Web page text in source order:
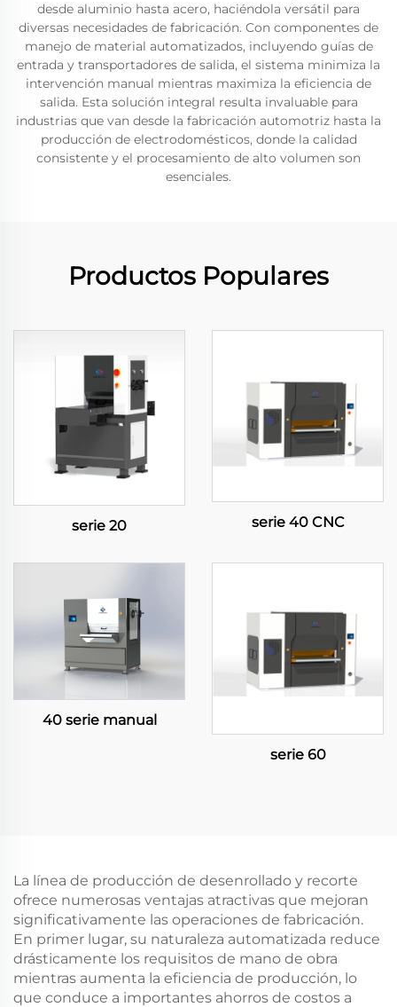
desde aluminio hasta acero, haciéndola versátil para
diversas necesidades de fabricación. Con componentes de
manejo de material automatizados, incluyendo guías de
entrada y transportadores de salida, el sistema minimiza la
intervención manual mientras maximiza la eficiencia de
salida. Esta solución integral resulta invaluable para
industrias que van desde la fabricación automotriz hasta la
producción de electrodomésticos, donde la calidad
consistente y el procesamiento de alto volumen son
esenciales.
Productos Populares
serie 20 serie 40 CNC
40 serie manual
serie 60
La línea de producción de desenrollado y recorte
ofrece numerosas ventajas atractivas que mejoran
significativamente las operaciones de fabricación.
En primer lugar, su naturaleza automatizada reduce
drásticamente los requisitos de mano de obra
mientras aumenta la eficiencia de producción, lo
que conduce a importantes ahorros de costos a